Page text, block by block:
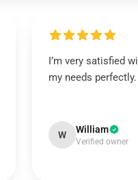
I’m very satisfied
my needs perfectly.
W William
Verified owner